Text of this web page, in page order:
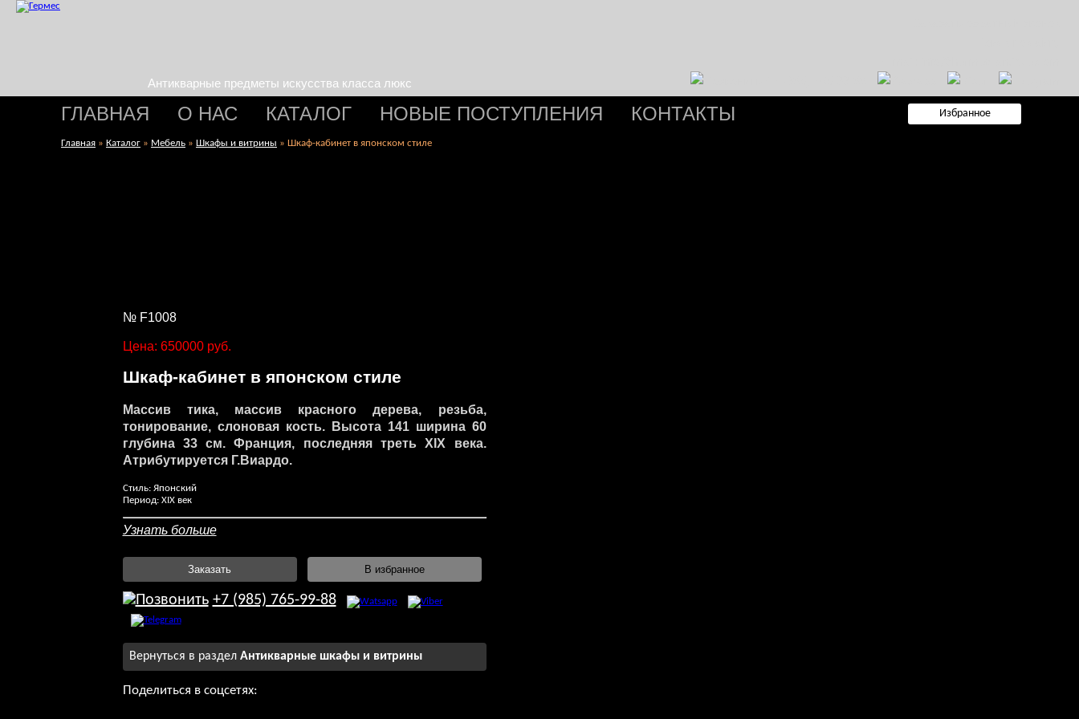
Антикварные предметы искусства класса люкс
Избранное
ГЛАВНАЯ О НАС КАТАЛОГ НОВЫЕ ПОСТУПЛЕНИЯ КОНТАКТЫ
Главная » Каталог » Мебель » Шкафы и витрины » Шкаф-кабинет в японском стиле
№ F1008
Цена: 650000 руб.
Шкаф-кабинет в японском стиле
Массив тика, массив красного дерева, резьба,
тонирование, слоновая кость. Высота 141 ширина 60
глубина 33 см. Франция, последняя треть XIX века.
Атрибутируется Г.Виардо.
Стиль: Японский
Период: XIX век
Узнать больше
Заказать В избранное
+7 (985) 765-99-88
Вернуться в раздел Антикварные шкафы и витрины
Поделиться в соцсетях: